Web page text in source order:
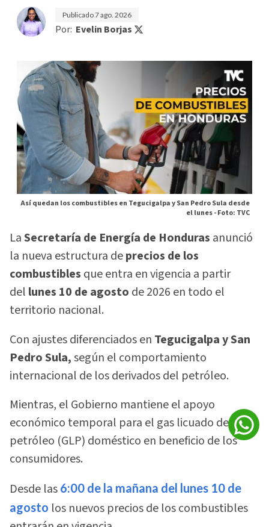
Publicado7 ago. 2026
Por: Evelin Borjas
Así quedan los combustibles en Tegucigalpa y San Pedro Sula desde
el lunes -Foto: TVC
LaSecretaría de Energía de Honduras anunció
la nueva estructura deprecios de los
combustibles que entra en vigencia a partir
del lunes 10 de agosto de 2026 en todo el
territorio nacional.
Con ajustes diferenciados en Tegucigalpa y San
Pedro Sula,según el comportamiento
internacional de los derivados del petróleo.
Mientras, el Gobierno mantiene el apoyo
económico temporal para el gas licuado de
petróleo (GLP) doméstico en beneficio de los
consumidores.
Desde las 6:00 de la mañana del lunes 10 de
agosto los nuevos precios de los combustibles